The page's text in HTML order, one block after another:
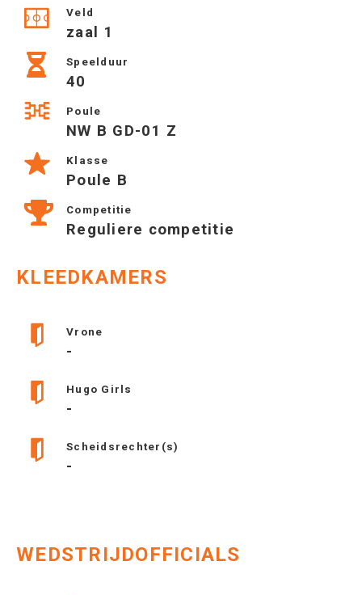
Veld
zaal 1
Speelduur
40
Poule
NW B GD-01 Z
Klasse
Poule B
Competitie
Reguliere competitie
KLEEDKAMERS
Vrone
-
Hugo Girls
-
Scheidsrechter(s)
-
WEDSTRIJDOFFICIALS